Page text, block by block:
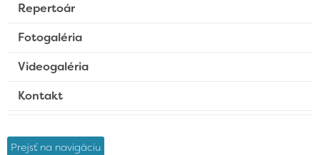
Repertoár
Fotogaléria
Videogaléria
Kontakt
Prejsť na navigáciu